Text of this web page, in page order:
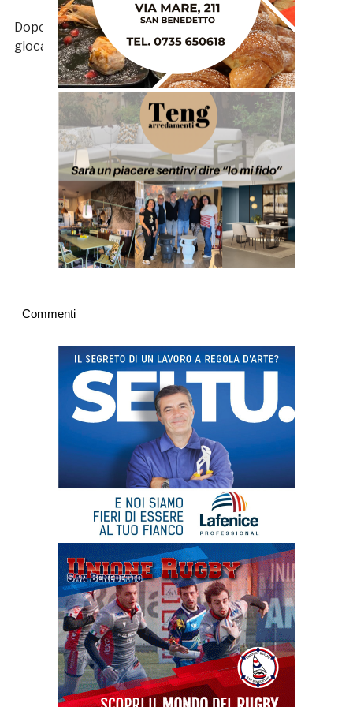
Dopo diverse partite in naftalina torna almeno a
giocare qualche minuto.
Commenti